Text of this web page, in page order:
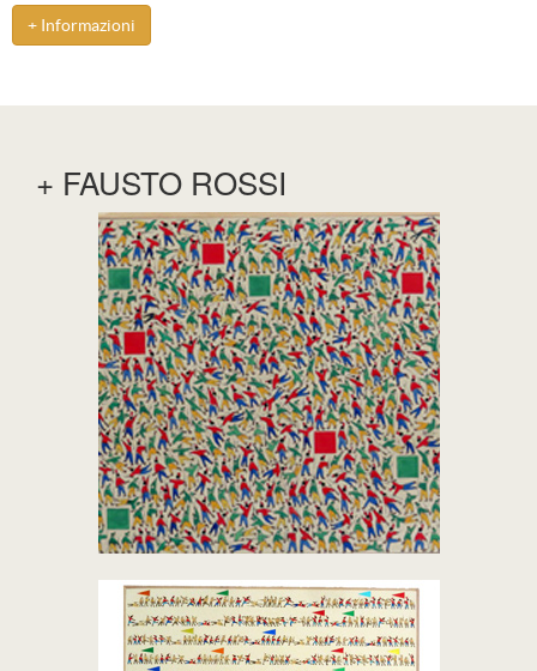
+ Informazioni
+ FAUSTO ROSSI